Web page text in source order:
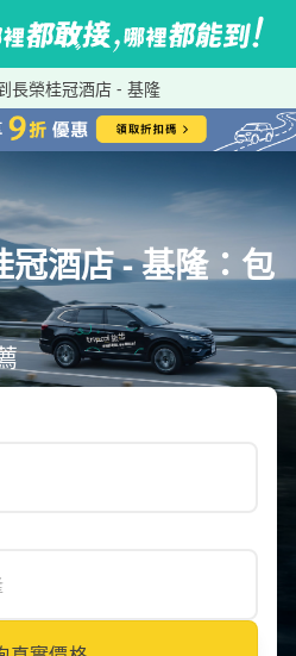
長榮桂冠酒店 - 基隆
酒店 - 基隆：包